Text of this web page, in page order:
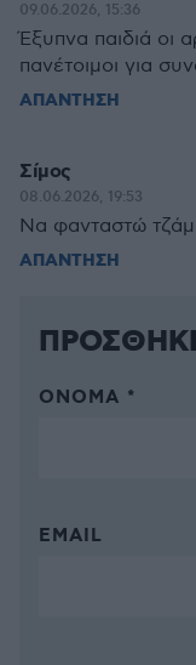
09.06.2026, 15:36
Έξυπνα παιδιά οι
πανέτοιμοι για
ΑΠΑΝΤΗΣΗ
Σίμος
08.06.2026, 19:53
Να φανταστώ
ΑΠΑΝΤΗΣΗ
ΌΝΟΜΑ *
EMAIL